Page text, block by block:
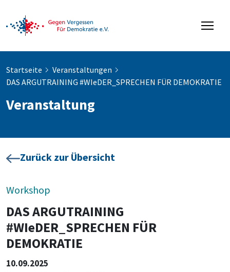
Startseite
Veranstaltungen
DAS ARGUTRAINING #WIeDER_SPRECHEN FÜR DEMOKRATIE
Veranstaltung
Zurück zur Übersicht
Workshop
DAS ARGUTRAINING
#WIeDER_SPRECHEN FÜR
DEMOKRATIE
10.09.2025